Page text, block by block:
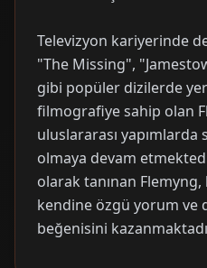
Televizyon kariyerinde
"The Missing",
gibi popüler dizilerde yer
filmografiye sahip olan
uluslararası yapımlarda
olmaya devam
olarak tanınan Flemyng,
kendine özgü yorum ve
beğenisini